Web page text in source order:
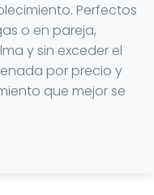
Perfectos
o en pareja,
y sin exceder el
por precio y
que mejor se